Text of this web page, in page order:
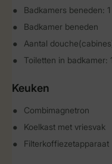
Badkamers beneden: 1
Badkamer beneden
Aantal
Toiletten in badkamer: 1
Keuken
Combimagnetron
Koelkast met vriesvak
Filterkoffiezetapparaat